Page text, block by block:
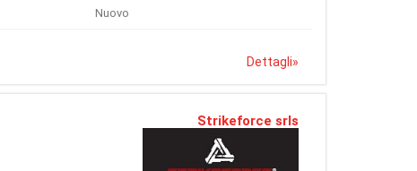
Nuovo
Dettagli»
Strikeforce srls